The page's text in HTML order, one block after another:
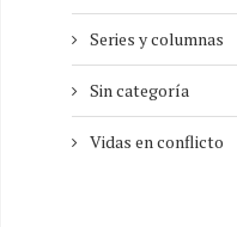
Series y columnas
Sin categoría
Vidas en conflicto